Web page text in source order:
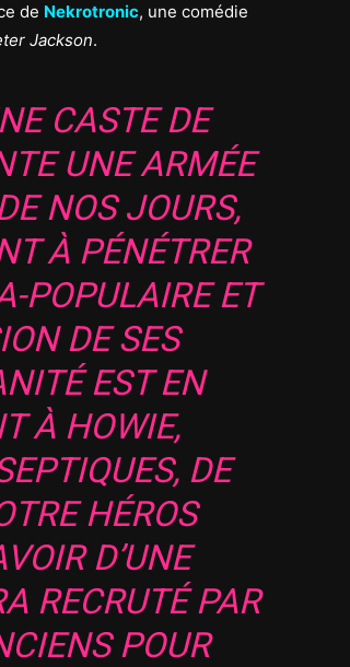
de Nekrotronic, une comédie
Jackson.
CASTE DE
UNE ARMÉE
NOS JOURS,
À PÉNÉTRER
POPULAIRE ET
DE SES
EST EN
À HOWIE,
DE
HÉROS
D’UNE
RECRUTÉ PAR
POUR